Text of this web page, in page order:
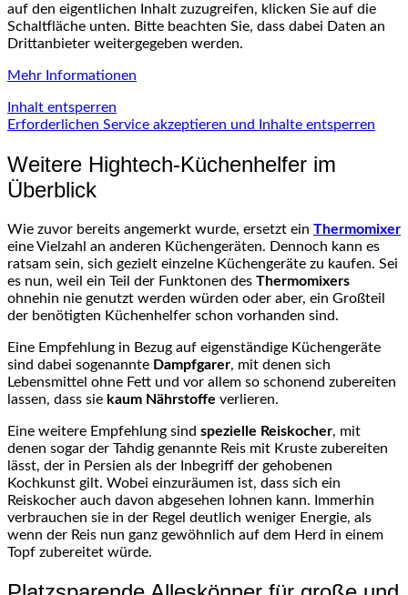
auf den eigentlichen Inhalt zuzugreifen, klicken Sie auf die
Schaltfläche unten. Bitte beachten Sie, dass dabei Daten an
Drittanbieter weitergegeben werden.
Mehr Informationen
Inhalt entsperren
Erforderlichen Service akzeptieren und Inhalte entsperren
Weitere Hightech-Küchenhelfer im
Überblick
Wie zuvor bereits angemerkt wurde, ersetzt ein Thermomixer
eine Vielzahl an anderen Küchengeräten. Dennoch kann es
ratsam sein, sich gezielt einzelne Küchengeräte zu kaufen. Sei
es nun, weil ein Teil der Funktonen des Thermomixers
ohnehin nie genutzt werden würden oder aber, ein Großteil
der benötigten Küchenhelfer schon vorhanden sind.
Eine Empfehlung in Bezug auf eigenständige Küchengeräte
sind dabei sogenannte Dampfgarer, mit denen sich
Lebensmittel ohne Fett und vor allem so schonend zubereiten
lassen, dass sie kaum Nährstoffe verlieren.
Eine weitere Empfehlung sind spezielle Reiskocher, mit
denen sogar der Tahdig genannte Reis mit Kruste zubereiten
lässt, der in Persien als der Inbegriff der gehobenen
Kochkunst gilt. Wobei einzuräumen ist, dass sich ein
Reiskocher auch davon abgesehen lohnen kann. Immerhin
verbrauchen sie in der Regel deutlich weniger Energie, als
wenn der Reis nun ganz gewöhnlich auf dem Herd in einem
Topf zubereitet würde.